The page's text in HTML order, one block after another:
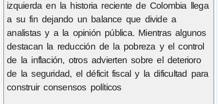
izquierda en la historia reciente de Colombia llega
a su fin dejando un balance que divide a
analistas y a la opinión pública. Mientras algunos
destacan la reducción de la pobreza y el control
de la inflación, otros advierten sobre el deterioro
de la seguridad, el déficit fiscal y la dificultad para
construir consensos políticos